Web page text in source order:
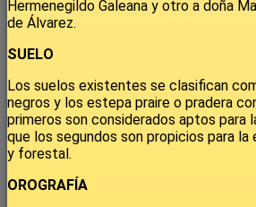
Hermenegildo Galeana y otro a doña
de Álvarez.
SUELO
Los suelos existentes se clasifican
negros y los estepa praire o pradera
primeros son considerados aptos para
que los segundos son propicios para la
y forestal.
OROGRAFÍA